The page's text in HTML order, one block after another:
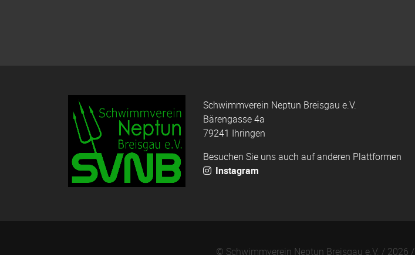
Schwimmverein Neptun Breisgau e.V.
Bärengasse 4a
79241 Ihringen
Besuchen Sie uns auch auf anderen Plattformen
Instagram
© Schwimmverein Neptun Breisgau e.V. / 2026 /